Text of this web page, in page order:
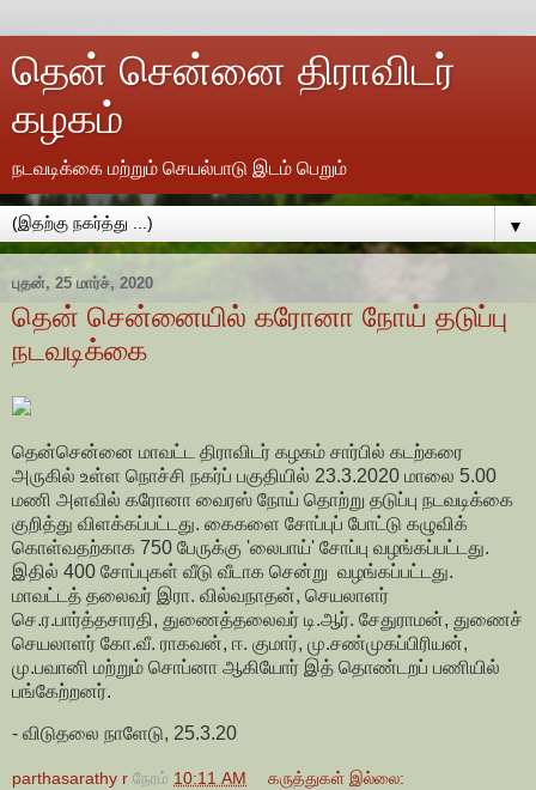
தென் சென்னை திராவிடர்
கழகம்
நடவடிக்கை மற்றும் செயல்பாடு இடம் பெறும்
▼
புதன், 25 மார்ச், 2020
தென் சென்னையில் கரோனா நோய் தடுப்பு
நடவடிக்கை
தென்சென்னை மாவட்ட திராவிடர் கழகம் சார்பில் கடற்கரை
அருகில் உள்ள நொச்சி நகர்ப் பகுதியில் 23.3.2020 மாலை 5.00
மணி அளவில் கரோனா வைரஸ் நோய் தொற்று தடுப்பு நடவடிக்கை
குறித்து விளக்கப்பட்டது. கைகளை சோப்புப் போட்டு கழுவிக்
கொள்வதற்காக 750 பேருக்கு 'லைபாய்' சோப்பு வழங்கப்பட்டது.
இதில் 400 சோப்புகள் வீடு வீடாக சென்று வழங்கப்பட்டது.
மாவட்டத் தலைவர் இரா. வில்வநாதன், செயலாளர்
செ.ர.பார்த்தசாரதி, துணைத்தலைவர் டி.ஆர். சேதுராமன், துணைச்
செயலாளர் கோ.வீ. ராகவன், ஈ. குமார், மு.சண்முகப்பிரியன்,
மு.பவானி மற்றும் சொப்னா ஆகியோர் இத் தொண்டறப் பணியில்
பங்கேற்றனர்.
- விடுதலை நாளேடு, 25.3.20
parthasarathy r நேரம் 10:11 AM கருத்துகள் இல்லை: